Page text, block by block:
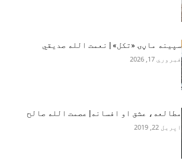
سپینه ماڼۍ «تکل» | نعمت الله صدیقي
فبروري 17, 2026
مطالعه، عشق او افسانه| عصمت الله صالح‎
اپریل 22, 2019